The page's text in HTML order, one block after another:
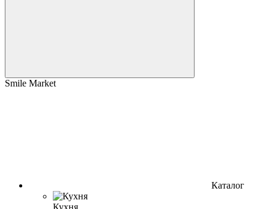
Smile Market
Каталог
Кухня